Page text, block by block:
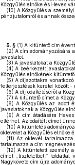
Közgyűlés elnöke és Heves
(10) A Közgyűlés a
pénzjutalomról és annak
5. §(1) A kitüntető cím
(2) A cím adományozására
javaslatot.
(3) A javaslatokat a
(4) A beérkezett
Közgyűlés elnökének
(5) A díjazottakra
felterjesztések keretei között -
(6) A díj odaítéléséről a
(7) A kitüntető címet a
(8) A Közgyűlés az adott
javaslatoknak a Közgyűlés
(9) A cím átadására
eltérhet. Az odaítélt címet
(10) A kitüntetés
oklevelet a Közgyűlés elnöke
(11) Az oklevél
tartalmazza a cím
(12) A kitüntetett személy a
címet „tiszteletbeli”
Nagykövete cím újra